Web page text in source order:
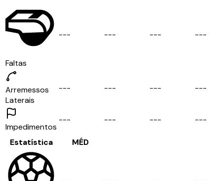
Faltas
--- --- --- ---
Arremessos
Laterais
--- --- --- ---
Impedimentos
--- --- --- ---
Estatística MÉD